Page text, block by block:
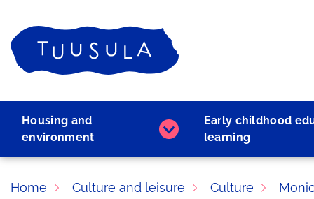
to
content
Home
Housing and
environment
Housing
subpages
Early childhood
learning
Home Culture and leisure Culture